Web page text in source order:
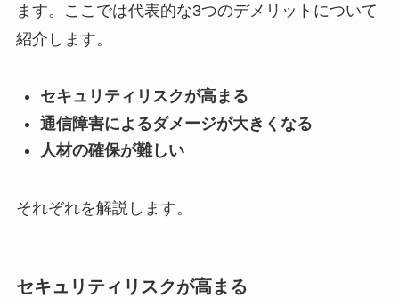
ます。ここでは代表的な3つのデメリットについて
紹介します。
セキュリティリスクが高まる
通信障害によるダメージが大きくなる
人材の確保が難しい
それぞれを解説します。
セキュリティリスクが高まる